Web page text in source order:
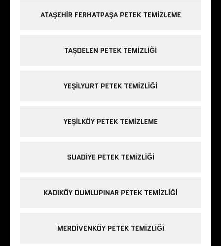
ATAŞEHIR FERHATPAŞA PETEK TEMIZLEME
TAŞDELEN PETEK TEMIZLIĞI
YEŞILYURT PETEK TEMIZLIĞI
YEŞILKÖY PETEK TEMIZLEME
SUADIYE PETEK TEMIZLIĞI
KADIKÖY DUMLUPINAR PETEK TEMIZLIĞI
MERDIVENKÖY PETEK TEMIZLIĞI